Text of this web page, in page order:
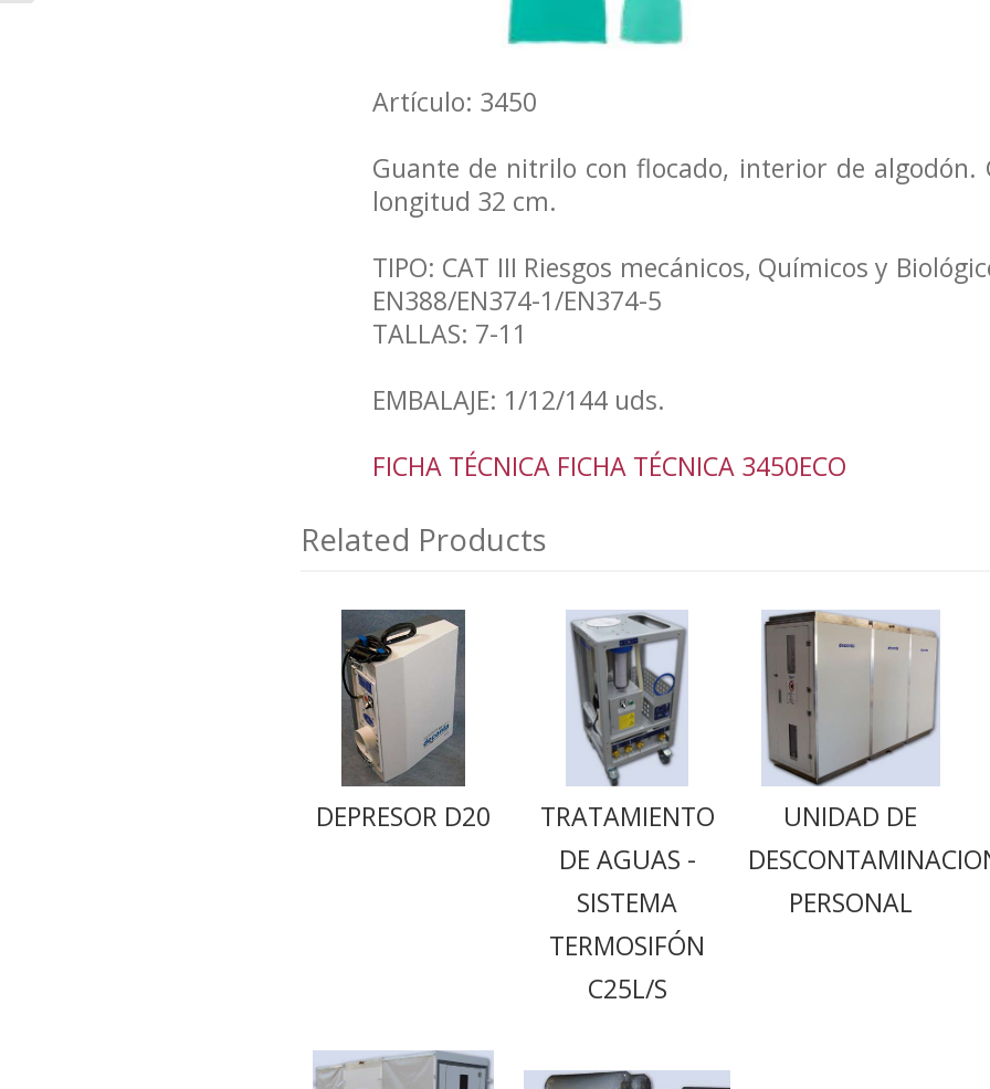
Artículo: 3450
Guante de nitrilo con flocado, interior de algodón.
longitud 32 cm.
TIPO: CAT III Riesgos mecánicos, Químicos y
EN388/EN374-1/EN374-5
TALLAS: 7-11
EMBALAJE: 1/12/144 uds.
FICHA TÉCNICA FICHA TÉCNICA 3450ECO
Related Products
DEPRESOR D20
TRATAMIENTO
DE AGUAS -
SISTEMA
TERMOSIFÓN
C25L/S
UNIDAD DE
PERSONAL